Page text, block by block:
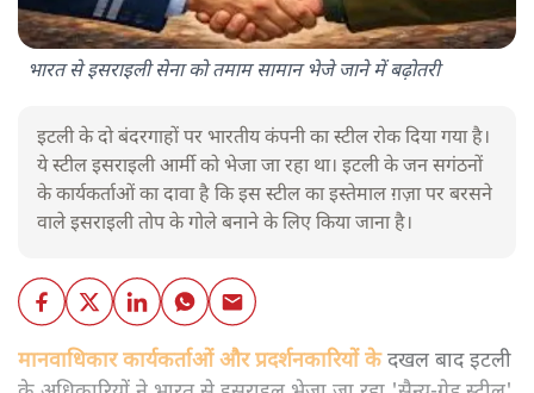
भारत से इसराइली सेना को तमाम सामान भेजे जाने में बढ़ोतरी
इटली के दो बंदरगाहों पर भारतीय कंपनी का स्टील रोक दिया गया है।
ये स्टील इसराइली आर्मी को भेजा जा रहा था। इटली के जन सगंठनों
के कार्यकर्ताओं का दावा है कि इस स्टील का इस्तेमाल ग़ज़ा पर बरसने
वाले इसराइली तोप के गोले बनाने के लिए किया जाना है।
मानवाधिकार कार्यकर्ताओं और प्रदर्शनकारियों केदखल बाद इटली